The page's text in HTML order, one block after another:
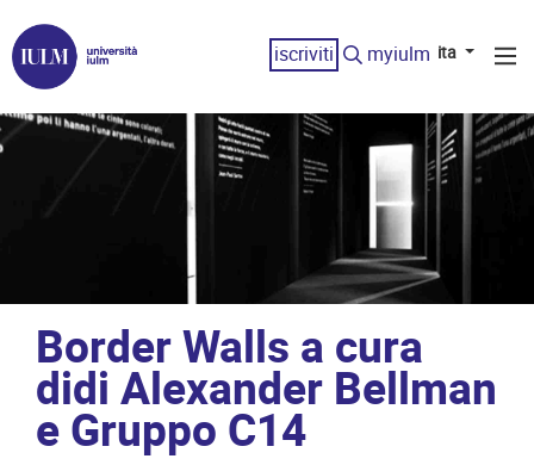
iscriviti myiulm ita
Border Walls a cura
didi Alexander Bellman
e Gruppo C14